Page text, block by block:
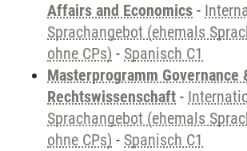
Affairs and Economics -
Sprachangebot (ehemals
ohne CPs) - Spanisch C1
Masterprogramm Governance
Rechtswissenschaft -
Sprachangebot (ehemals
ohne CPs) - Spanisch C1